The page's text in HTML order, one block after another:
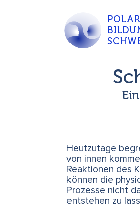
Heutzutage
von innen
Reaktionen des
können die
Prozesse nicht
entstehen zu